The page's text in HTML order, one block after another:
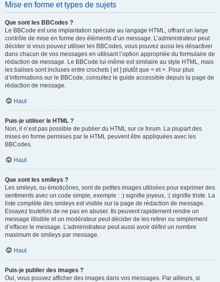
Mise en forme et types de sujets
Que sont les BBCodes ?
Le BBCode est une implantation spéciale au langage HTML, offrant un large
contrôle de mise en forme des éléments d’un message. L’administrateur peut
décider si vous pouvez utiliser les BBCodes, vous pouvez aussi les désactiver
dans chacun de vos messages en utilisant l’option appropriée du formulaire de
rédaction de message. Le BBCode lui-même est similaire au style HTML, mais
les balises sont incluses entre crochets [ et ] plutôt que < et >. Pour plus
d’informations sur le BBCode, consultez le guide accessible depuis la page de
rédaction de message.
Haut
Puis-je utiliser le HTML ?
Non, il n’est pas possible de publier du HTML sur ce forum. La plupart des
mises en forme permises par le HTML peuvent être appliquées avec les
BBCodes.
Haut
Que sont les smileys ?
Les smileys, ou émoticônes, sont de petites images utilisées pour exprimer des
sentiments avec un code simple, exemple : :) signifie joyeux, :( signifie triste. La
liste complète des smileys est visible sur la page de rédaction de message.
Essayez toutefois de ne pas en abuser. Ils peuvent rapidement rendre un
message illisible et un modérateur peut décider de les retirer ou simplement
d’effacer le message. L’administrateur peut aussi avoir défini un nombre
maximum de smileys par message.
Haut
Puis-je publier des images ?
Oui, vous pouvez afficher des images dans vos messages. Par ailleurs, si